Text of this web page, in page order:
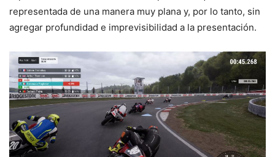
representada de una manera muy plana y, por lo tanto, sin
agregar profundidad e imprevisibilidad a la presentación.